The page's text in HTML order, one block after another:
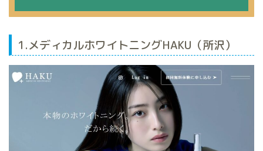
1.メディカルホワイトニングHAKU（所沢）